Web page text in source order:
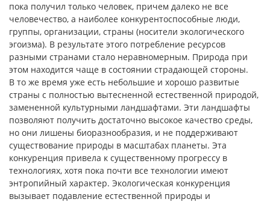
пока получил только человек, причем далеко не все
человечество, а наиболее конкурентоспособные люди,
группы, организации, страны (носители экологического
эгоизма). В результате этого потребление ресурсов
разными странами стало неравномерным. Природа при
этом находится чаще в состоянии страдающей стороны.
В то же время уже есть небольшие и хорошо развитые
страны с полностью вытесненной естественной природой,
замененной культурными ландшафтами. Эти ландшафты
позволяют получить достаточно высокое качество среды,
но они лишены биоразнообразия, и не поддерживают
существование природы в масштабах планеты. Эта
конкуренция привела к существенному прогрессу в
технологиях, хотя пока почти все технологии имеют
энтропийный характер. Экологическая конкуренция
вызывает подавление естественной природы и